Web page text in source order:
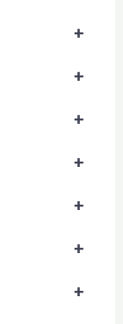
+
+
+
+
+
+
+